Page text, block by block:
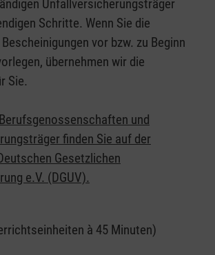
Unfallversicherungsträger
Schritte. Wenn Sie die
vor bzw. zu Beginn
übernehmen wir die
Sie.
und
finden Sie auf der
Gesetzlichen
e.V. (DGUV).
à 45 Minuten)